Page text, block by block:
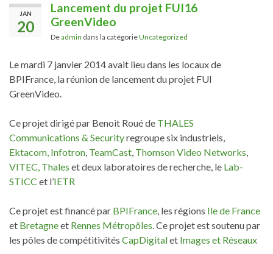
JAN
20
Lancement du projet FUI16
GreenVideo
Deadmin dans la catégorieUncategorized
Le mardi 7 janvier 2014 avait lieu dans les locaux de
BPIFrance, la réunion de lancement du projet FUI
GreenVideo.
Ce projet dirigé par Benoit Roué de THALES
Communications & Securityregroupe six industriels,
Ektacom, Infotron, TeamCast, Thomson Video Networks,
VITEC, Thales et deux laboratoires de recherche, le Lab-
STICC et l’IETR
Ce projet est financé par BPIFrance, les régions Ile de France
et Bretagneet Rennes Métropôles. Ce projet est soutenu par
les pôles de compétitivités CapDigitalet Images et Réseaux